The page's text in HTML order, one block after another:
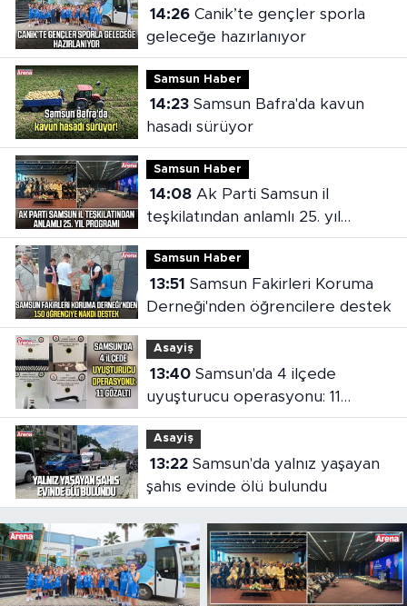
14:26Canik’te gençler sporla
geleceğe hazırlanıyor
Samsun Haber
14:23Samsun Bafra'da kavun
hasadı sürüyor
Samsun Haber
14:08Ak Parti Samsun il
teşkilatından anlamlı 25. yıl
programı
Samsun Haber
13:51
Derneği'nden öğrencilere destek
Asayiş
13:40Samsun'da 4 ilçede
uyuşturucu operasyonu: 11
gözaltı
Asayiş
13:22Samsun'da yalnız yaşayan
şahıs evinde ölü bulundu